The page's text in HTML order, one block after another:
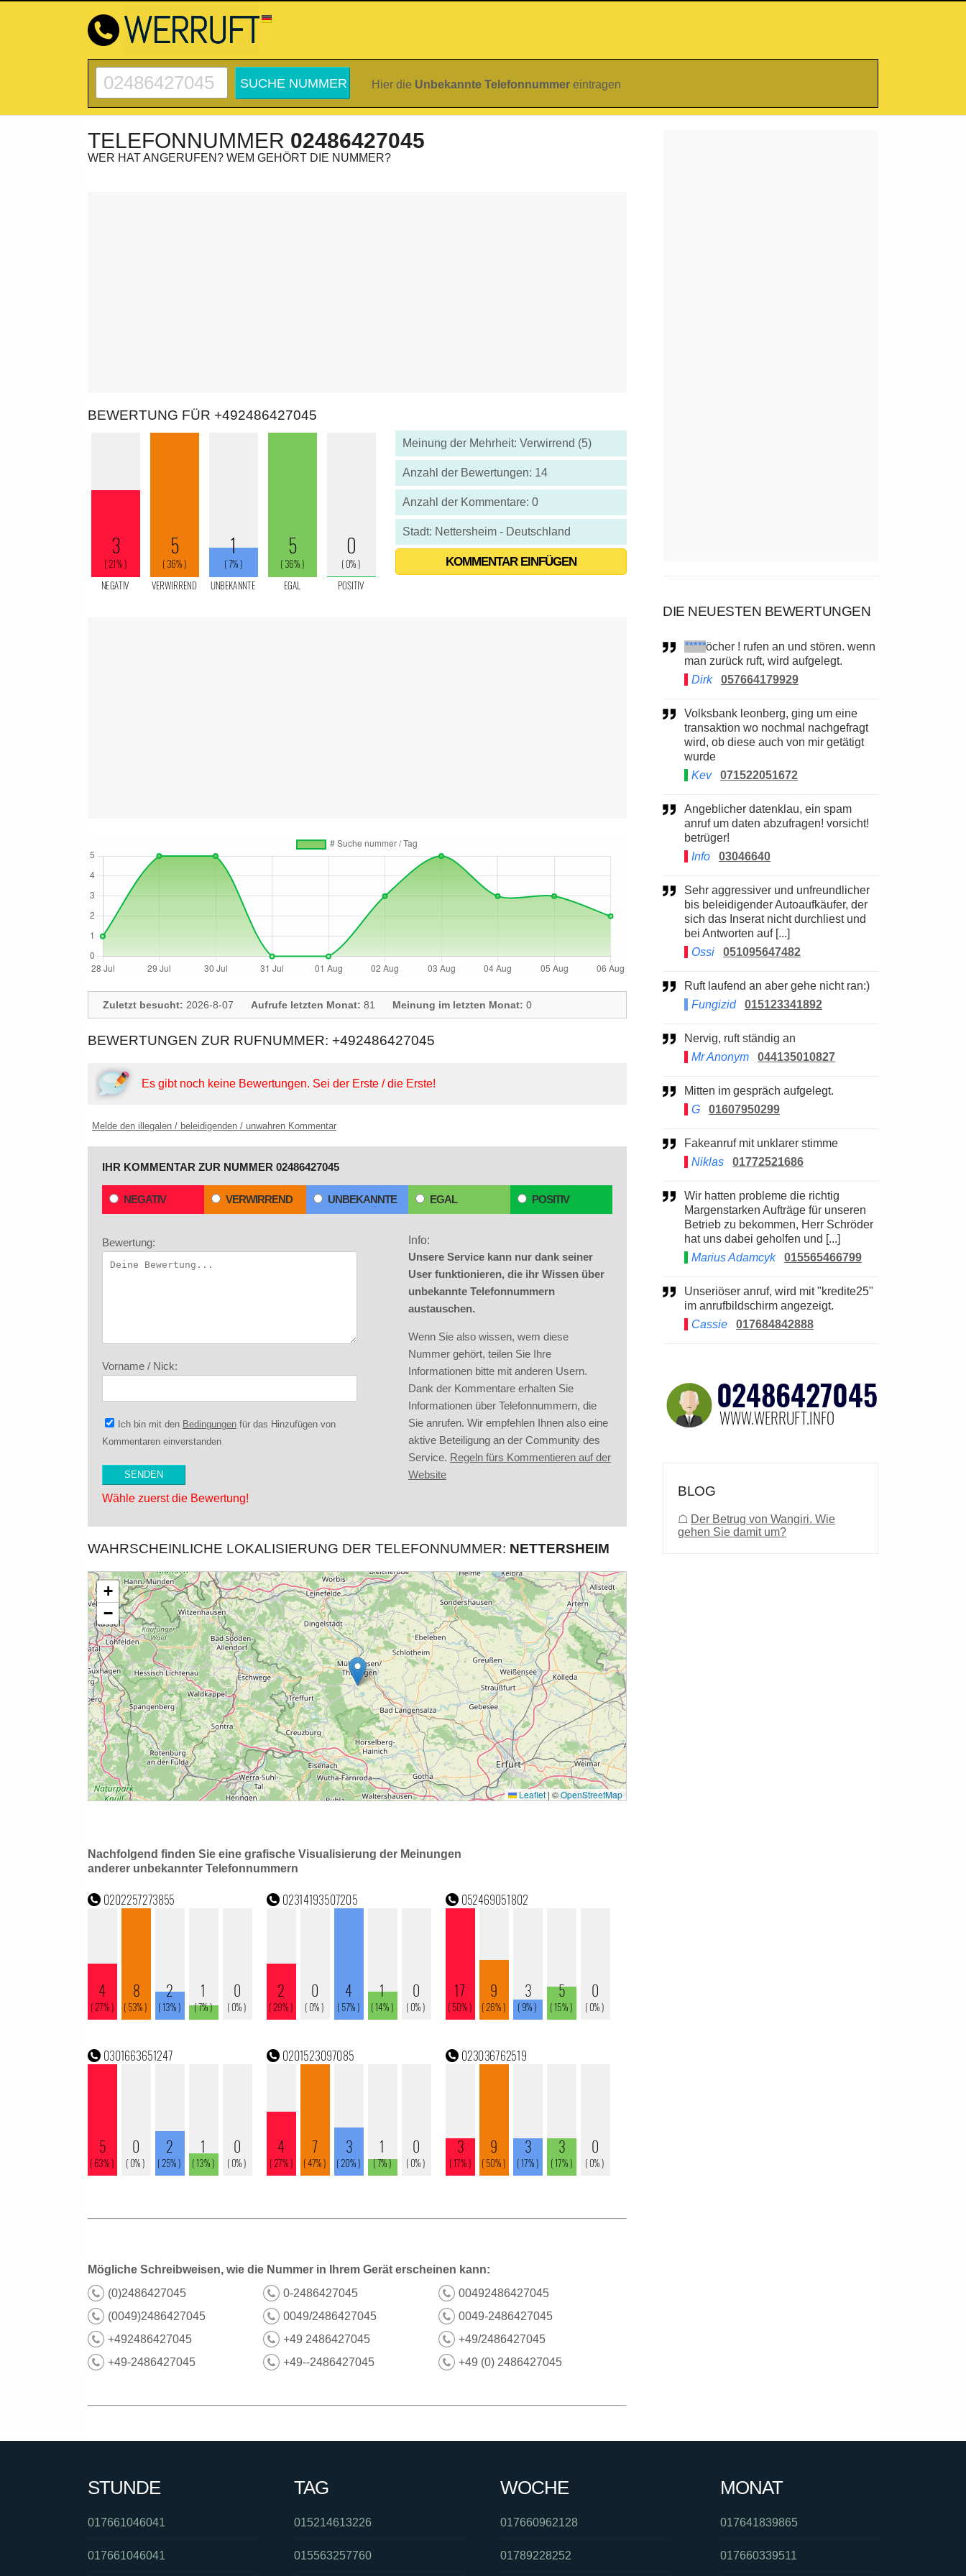
Hier die Unbekannte Telefonnummer eintragen
TELEFONNUMMER 02486427045
WER HAT ANGERUFEN? WEM GEHÖRT DIE NUMMER?
BEWERTUNG FÜR +492486427045
Meinung der Mehrheit: Verwirrend (5)
Anzahl der Bewertungen: 14
Anzahl der Kommentare: 0
Stadt: Nettersheim - Deutschland
KOMMENTAR EINFÜGEN
Zuletzt besucht: 2026-8-07 Aufrufe letzten Monat: 81 Meinung im letzten Monat: 0
BEWERTUNGEN ZUR RUFNUMMER: +492486427045
Es gibt noch keine Bewertungen. Sei der Erste / die Erste!
Melde den illegalen / beleidigenden / unwahren Kommentar
IHR KOMMENTAR ZUR NUMMER 02486427045
NEGATIV VERWIRREND UNBEKANNTE EGAL POSITIV
Bewertung:
Vorname / Nick:
Ich bin mit den Bedingungen für das Hinzufügen von
Kommentaren einverstanden
Wähle zuerst die Bewertung!
Info:
Unsere Service kann nur dank seiner
User funktionieren, die ihr Wissen über
unbekannte Telefonnummern
austauschen.
Wenn Sie also wissen, wem diese
Nummer gehört, teilen Sie Ihre
Informationen bitte mit anderen Usern.
Dank der Kommentare erhalten Sie
Informationen über Telefonnummern, die
Sie anrufen. Wir empfehlen Ihnen also eine
aktive Beteiligung an der Community des
Service. Regeln fürs Kommentieren auf der
Website
WAHRSCHEINLICHE LOKALISIERUNG DER TELEFONNUMMER: NETTERSHEIM
Nachfolgend finden Sie eine grafische Visualisierung der Meinungen
anderer unbekannter Telefonnummern
Mögliche Schreibweisen, wie die Nummer in Ihrem Gerät erscheinen kann:
(0)2486427045
0-2486427045
00492486427045
(0049)2486427045
0049/2486427045
0049-2486427045
+492486427045
+49 2486427045
+49/2486427045
+49-2486427045
+49--2486427045 +49 (0) 2486427045
DIE NEUESTEN BEWERTUNGEN
*****öcher ! rufen an und stören. wenn
man zurück ruft, wird aufgelegt.
Dirk
057664179929
Volksbank leonberg, ging um eine
transaktion wo nochmal nachgefragt
wird, ob diese auch von mir getätigt
wurde
Kev
071522051672
Angeblicher datenklau, ein spam
anruf um daten abzufragen! vorsicht!
betrüger!
Info
03046640
Sehr aggressiver und unfreundlicher
bis beleidigender Autoaufkäufer, der
sich das Inserat nicht durchliest und
bei Antworten auf [...]
Ossi
051095647482
Ruft laufend an aber gehe nicht ran:)
Fungizid
015123341892
Nervig, ruft ständig an
Mr Anonym
044135010827
Mitten im gespräch aufgelegt.
G
01607950299
Fakeanruf mit unklarer stimme
Niklas
01772521686
Wir hatten probleme die richtig
Margenstarken Aufträge für unseren
Betrieb zu bekommen, Herr Schröder
hat uns dabei geholfen und [...]
Marius Adamcyk
015565466799
Unseriöser anruf, wird mit "kredite25"
im anrufbildschirm angezeigt.
Cassie
017684842888
BLOG
☖ Der Betrug von Wangiri. Wie
gehen Sie damit um?
STUNDE
017661046041
017661046041
TAG
015214613226
015563257760
WOCHE
017660962128
01789228252
MONAT
017641839865
017660339511